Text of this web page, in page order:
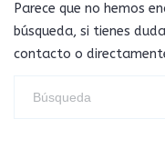
Parece que no hemos
búsqueda, si tienes
contacto o